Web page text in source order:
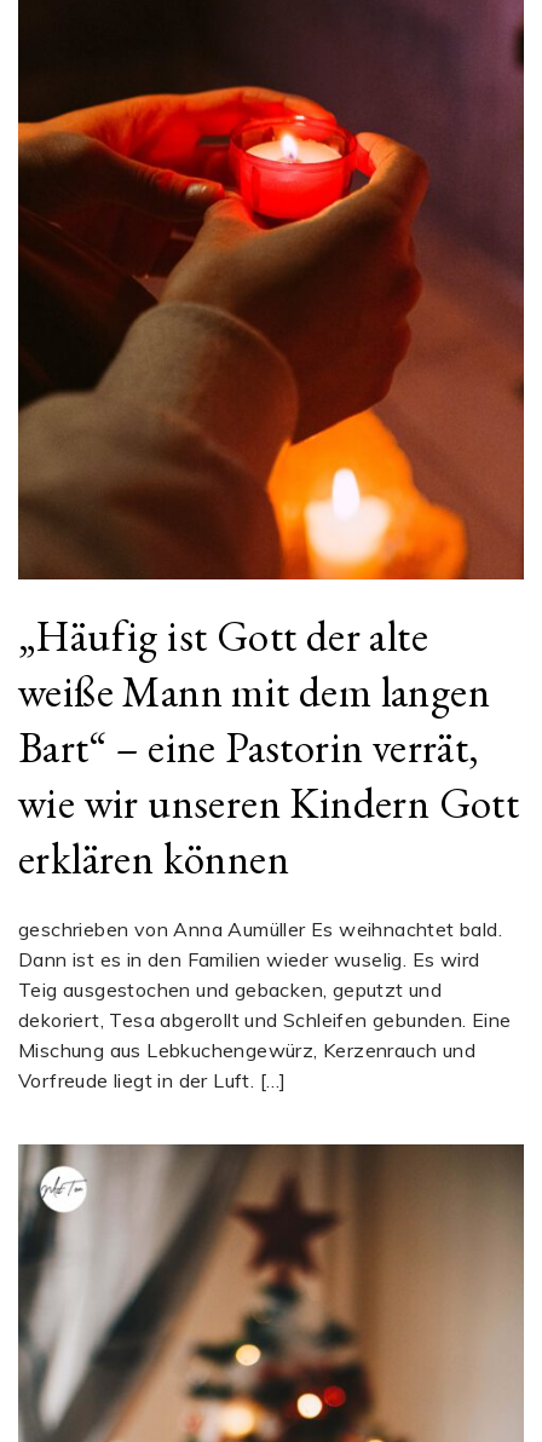
„Häufig ist Gott der alte
weiße Mann mit dem langen
Bart“ – eine Pastorin verrät,
wie wir unseren Kindern Gott
erklären können
geschrieben von Anna Aumüller Es weihnachtet bald.
Dann ist es in den Familien wieder wuselig. Es wird
Teig ausgestochen und gebacken, geputzt und
dekoriert, Tesa abgerollt und Schleifen gebunden. Eine
Mischung aus Lebkuchengewürz, Kerzenrauch und
Vorfreude liegt in der Luft. […]